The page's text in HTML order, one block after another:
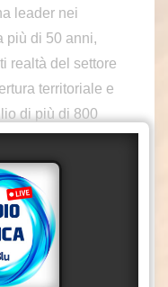
leader nei
più di 50 anni,
realtà del settore
territoriale e
di più di 800
intervistato
Tours
50mo
cerimonia di